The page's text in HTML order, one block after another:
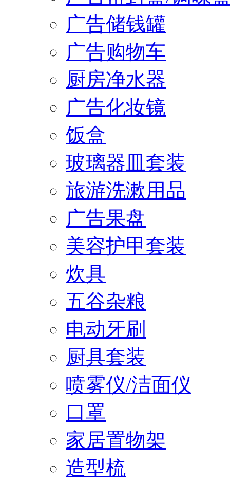
广告储钱罐
广告购物车
厨房净水器
广告化妆镜
饭盒
玻璃器皿套装
旅游洗漱用品
广告果盘
美容护甲套装
炊具
五谷杂粮
电动牙刷
厨具套装
喷雾仪/洁面仪
口罩
家居置物架
造型梳